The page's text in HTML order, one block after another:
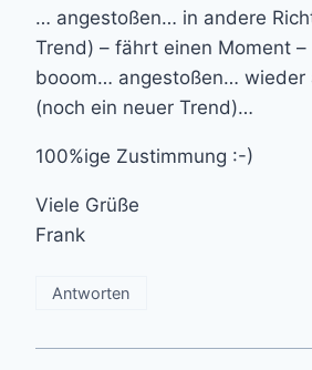
… angestoßen… in andere
Trend) – fährt einen Moment
booom… angestoßen… wieder
(noch ein neuer Trend)…
100%ige Zustimmung :-)
Viele Grüße
Frank
Antworten